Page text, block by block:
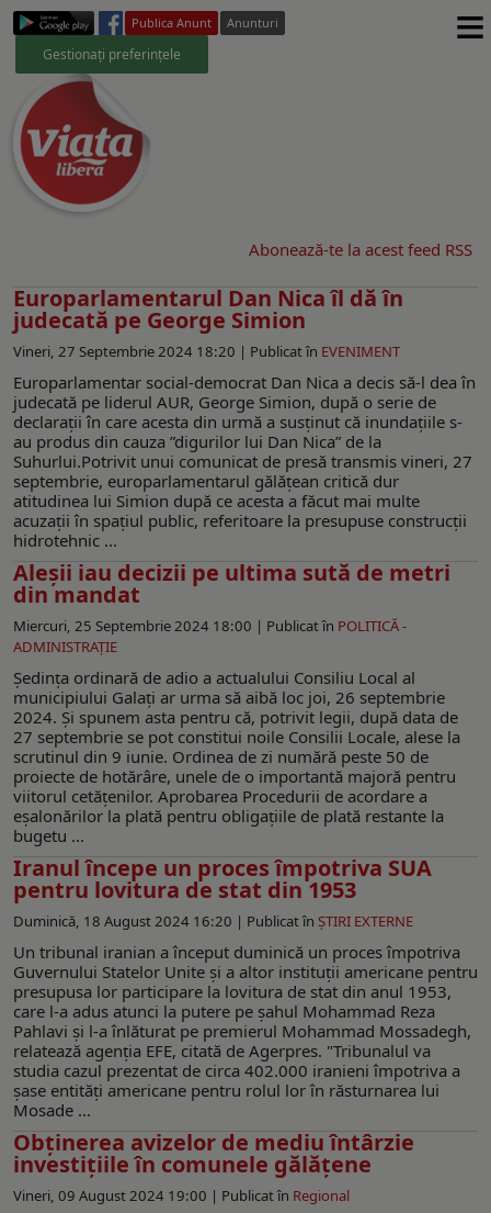
Publica Anunt Anunturi
Gestionați preferințele ≡
Abonează-te la acest feed RSS
Europarlamentarul Dan Nica îl dă în
judecată pe George Simion
Vineri, 27 Septembrie 2024 18:20 | Publicat în EVENIMENT
Europarlamentar social-democrat Dan Nica a decis să-l dea în
judecată pe liderul AUR, George Simion, după o serie de
declarații în care acesta din urmă a susținut că inundațiile s-
au produs din cauza ”digurilor lui Dan Nica” de la
Suhurlui.Potrivit unui comunicat de presă transmis vineri, 27
septembrie, europarlamentarul gălățean critică dur
atitudinea lui Simion după ce acesta a făcut mai multe
acuzații în spațiul public, referitoare la presupuse construcții
hidrotehnic ...
Aleșii iau decizii pe ultima sută de metri
din mandat
Miercuri, 25 Septembrie 2024 18:00 | Publicat în POLITICĂ -
ADMINISTRAŢIE
Ședința ordinară de adio a actualului Consiliu Local al
municipiului Galați ar urma să aibă loc joi, 26 septembrie
2024. Și spunem asta pentru că, potrivit legii, după data de
27 septembrie se pot constitui noile Consilii Locale, alese la
scrutinul din 9 iunie. Ordinea de zi numără peste 50 de
proiecte de hotărâre, unele de o importantă majoră pentru
viitorul cetățenilor. Aprobarea Procedurii de acordare a
eșalonărilor la plată pentru obligațiile de plată restante la
bugetu ...
Iranul începe un proces împotriva SUA
pentru lovitura de stat din 1953
Duminică, 18 August 2024 16:20 | Publicat în ŞTIRI EXTERNE
Un tribunal iranian a început duminică un proces împotriva
Guvernului Statelor Unite şi a altor instituţii americane pentru
presupusa lor participare la lovitura de stat din anul 1953,
care l-a adus atunci la putere pe şahul Mohammad Reza
Pahlavi şi l-a înlăturat pe premierul Mohammad Mossadegh,
relatează agenţia EFE, citată de Agerpres. "Tribunalul va
studia cazul prezentat de circa 402.000 iranieni împotriva a
şase entităţi americane pentru rolul lor în răsturnarea lui
Mosade ...
Obținerea avizelor de mediu întârzie
investiţiile în comunele gălăţene
Vineri, 09 August 2024 19:00 | Publicat în Regional